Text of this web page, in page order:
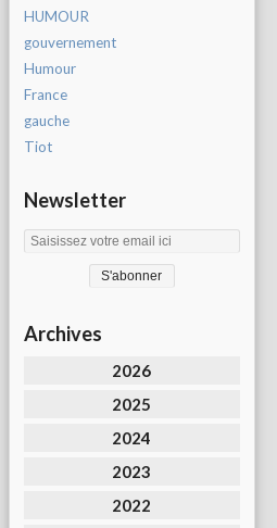
HUMOUR
gouvernement
Humour
France
gauche
Tiot
Newsletter
Archives
2026
2025
2024
2023
2022